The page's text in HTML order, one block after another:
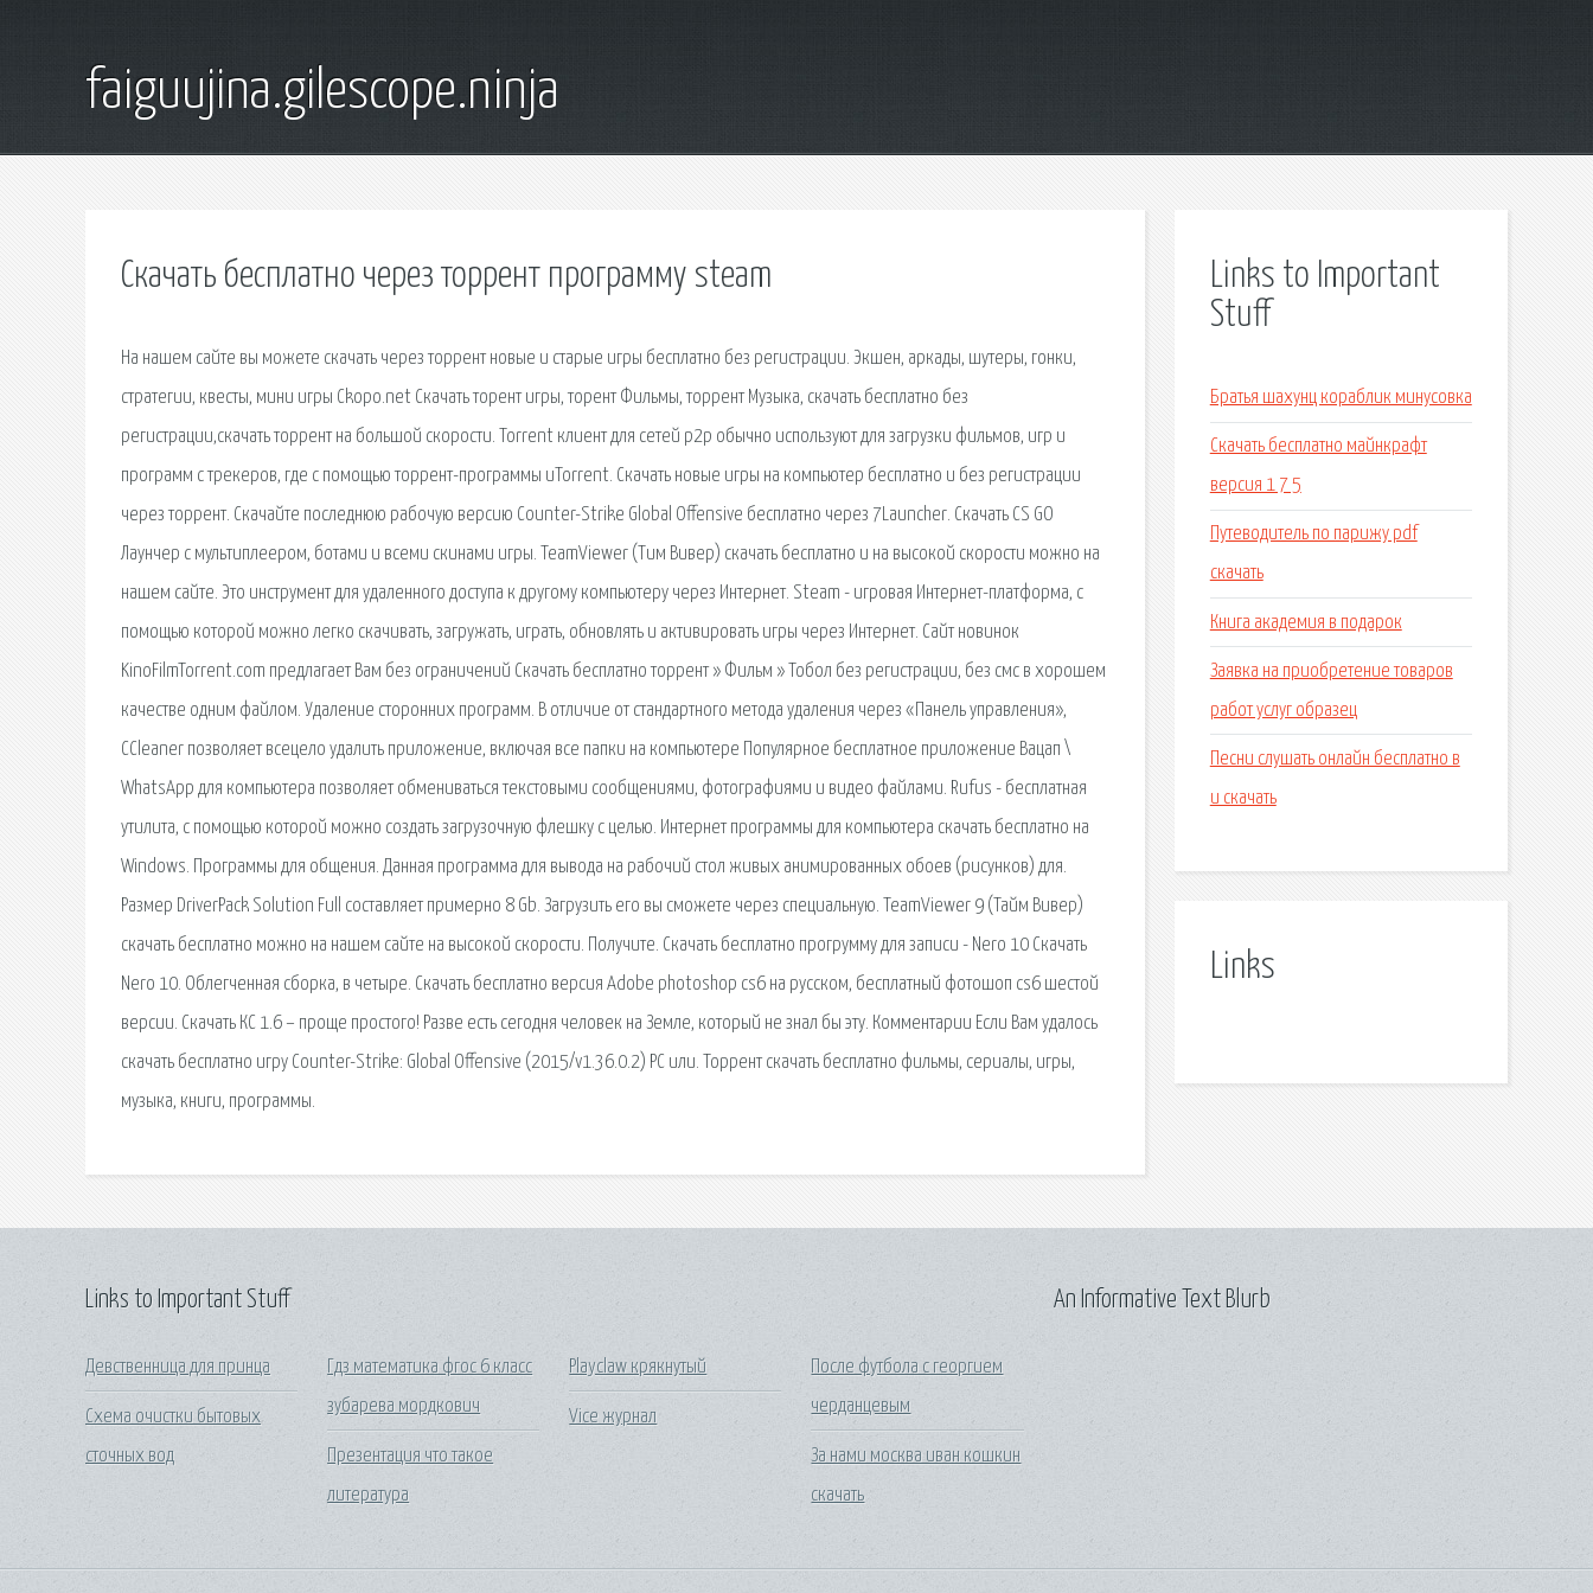
faiguujina.gilescope.ninja
Скачать бесплатно через торрент программу steam
На нашем сайте вы можете скачать через торрент новые и старые игры бесплатно без регистрации. Экшен, аркады, шутеры, гонки,
стратегии, квесты, мини игры Ckopo.net Скачать торент игры, торент Фильмы, торрент Музыка, скачать бесплатно без
регистрации,скачать торрент на большой скорости. Torrent клиент для сетей p2p обычно используют для загрузки фильмов, игр и
программ с трекеров, где с помощью торрент-программы uTorrent. Скачать новые игры на компьютер бесплатно и без регистрации
через торрент. Скачайте последнюю рабочую версию Counter-Strike Global Offensive бесплатно через 7Launcher. Скачать CS GO
Лаунчер с мультиплеером, ботами и всеми скинами игры. TeamViewer (Тим Вивер) скачать бесплатно и на высокой скорости можно на
нашем сайте. Это инструмент для удаленного доступа к другому компьютеру через Интернет. Steam - игровая Интернет-платформа, с
помощью которой можно легко скачивать, загружать, играть, обновлять и активировать игры через Интернет. Сайт новинок
KinoFilmTorrent.com предлагает Вам без ограничений Скачать бесплатно торрент » Фильм » Тобол без регистрации, без смс в хорошем
качестве одним файлом. Удаление сторонних программ. В отличие от стандартного метода удаления через «Панель управления»,
CCleaner позволяет всецело удалить приложение, включая все папки на компьютере Популярное бесплатное приложение Вацап \
WhatsApp для компьютера позволяет обмениваться текстовыми сообщениями, фотографиями и видео файлами. Rufus - бесплатная
утилита, с помощью которой можно создать загрузочную флешку с целью. Интернет программы для компьютера скачать бесплатно на
Windows. Программы для общения. Данная программа для вывода на рабочий стол живых анимированных обоев (рисунков) для.
Размер DriverPack Solution Full составляет примерно 8 Gb. Загрузить его вы сможете через специальную. TeamViewer 9 (Тайм Вивер)
скачать бесплатно можно на нашем сайте на высокой скорости. Получите. Скачать бесплатно прогрумму для записи - Nero 10 Скачать
Nero 10. Облегченная сборка, в четыре. Скачать бесплатно версия Adobe photoshop cs6 на русском, бесплатный фотошоп cs6 шестой
версии. Скачать КС 1.6 – проще простого! Разве есть сегодня человек на Земле, который не знал бы эту. Комментарии Если Вам удалось
скачать бесплатно игру Counter-Strike: Global Offensive (2015/v1.36.0.2) PC или. Торрент скачать бесплатно фильмы, сериалы, игры,
музыка, книги, программы.
Links to Important
Stuff
Братья шахунц кораблик минусовка
Скачать бесплатно майнкрафт
версия 1 7 5
Путеводитель по парижу pdf
скачать
Книга академия в подарок
Заявка на приобретение товаров
работ услуг образец
Песни слушать онлайн бесплатно в
и скачать
Links
Links to Important Stuff
Девственница для принца
Схема очистки бытовых
сточных вод
Гдз математика фгос 6 класс
зубарева мордкович
Презентация что такое
литература
Playclaw крякнутый
Vice журнал
После футбола с георгием
черданцевым
За нами москва иван кошкин
скачать
An Informative Text Blurb